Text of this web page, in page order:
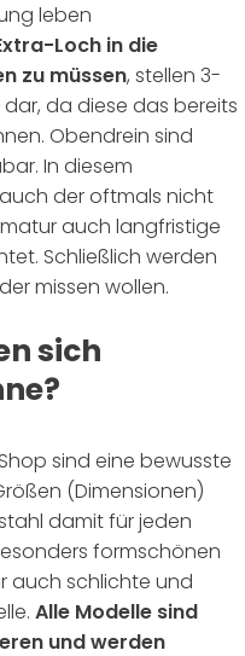
leben
Loch in die
zu müssen, stellen 3-
da diese das bereits
Obendrein sind
In diesem
der oftmals nicht
auch langfristige
Schließlich werden
missen wollen.
sich
sind eine bewusste
(Dimensionen)
damit für jeden
formschönen
auch schlichte und
Alle Modelle sind
und werden